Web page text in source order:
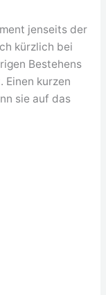
jenseits der
kürzlich bei
Bestehens
Einen kurzen
sie auf das